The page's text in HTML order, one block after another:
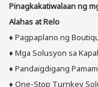
Pinagkakatiwalaan ng
Alahas at Relo
♦ Pagpaplano ng
♦ Mga Solusyon sa
♦ Pandaigdigang
♦ One-Stop Turnkey